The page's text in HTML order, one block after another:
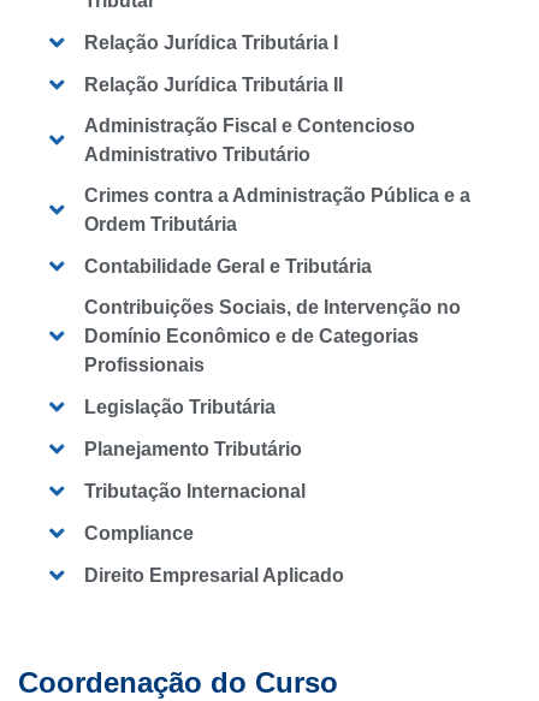
Relação Jurídica Tributária I
Relação Jurídica Tributária II
Administração Fiscal e Contencioso
Administrativo Tributário
Crimes contra a Administração Pública e a
Ordem Tributária
Contabilidade Geral e Tributária
Contribuições Sociais, de Intervenção no
Domínio Econômico e de Categorias
Profissionais
Legislação Tributária
Planejamento Tributário
Tributação Internacional
Compliance
Direito Empresarial Aplicado
Coordenação do Curso